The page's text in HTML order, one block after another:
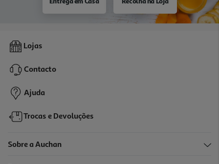
Lojas
Contacto
Ajuda
Trocas e Devoluções
Sobre a Auchan